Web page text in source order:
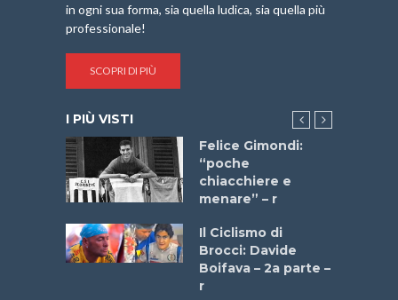
in ogni sua forma, sia quella ludica, sia quella più
professionale!
SCOPRI DI PIÙ
I PIÙ VISTI
Felice Gimondi:
“poche
chiacchiere e
menare” – r
Il Ciclismo di
Brocci: Davide
Boifava – 2a parte –
r